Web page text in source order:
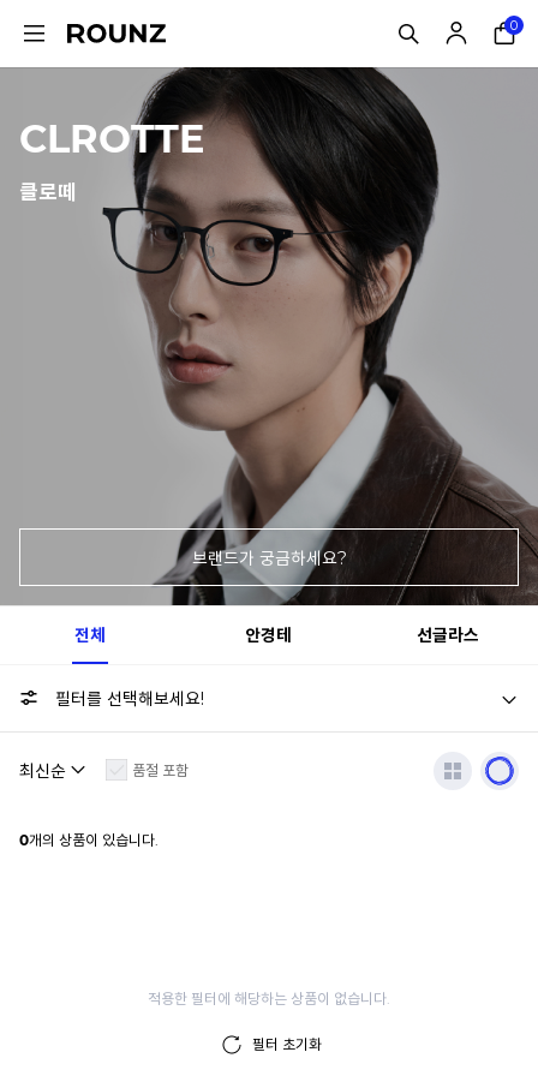
0
CLROTTE
클로떼
브랜드가 궁금하세요?
전체 안경테 선글라스
필터를 선택해보세요!
품절 포함
0개의 상품이 있습니다.
적용한 필터에 해당하는 상품이 없습니다.
필터 초기화